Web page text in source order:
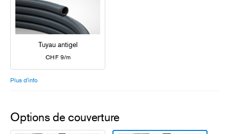
Tuyau antigel
CHF 9/m
Plus d'info
Options de couverture